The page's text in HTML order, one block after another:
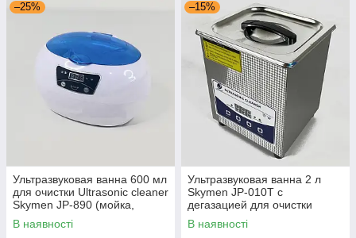
–25%
Ультразвуковая ванна 600 мл
для очистки Ultrasonic cleaner
Skymen JP-890 (мойка,
стерилизатор, очиститель)
В наявності
–15%
Ультразвуковая ванна 2 л
Skymen JP-010T с
дегазацией для очистки
инструментов, деталей
(мойка, стерилизатор)
В наявності